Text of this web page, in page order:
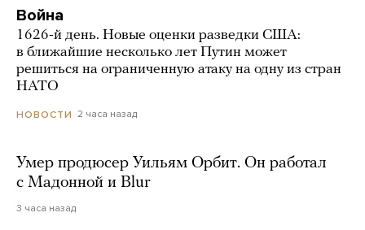
Война
1626-й день. Новые оценки разведки США:
в ближайшие несколько лет Путин может
решиться на ограниченную атаку на одну из стран
НАТО
НОВОСТИ 2 часа назад
Умер продюсер Уильям Орбит. Он работал
с Мадонной и Blur
3 часа назад